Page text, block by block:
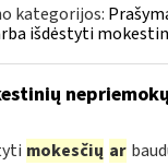
kategorijos:
išdėstyti
nepriemokų
mokesčių ar